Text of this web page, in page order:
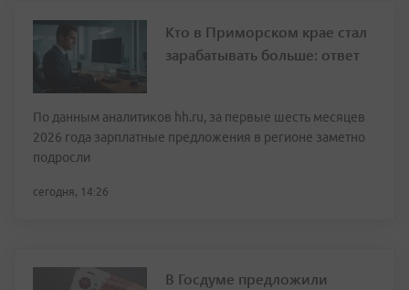
Кто в Приморском крае стал
зарабатывать больше: ответ
По данным аналитиков hh.ru, за первые шесть месяцев
2026 года зарплатные предложения в регионе заметно
подросли
сегодня, 14:26
В Госдуме предложили